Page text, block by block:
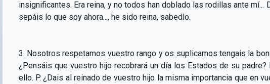
insignificantes. Era reina, y no todos han doblado las rodillas ante mí...
sepáis lo que soy ahora..., he sido reina, sabedlo.
3. Nosotros respetamos vuestro rango y os suplicamos tengais la
¿Pensáis que vuestro hijo recobrará un día los Estados de su padre?
ello. P. ¿Dais al reinado de vuestro hijo la misma importancia que en